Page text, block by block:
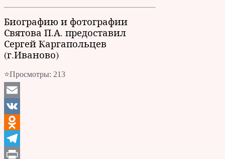
Биографию и фотографии
Святова П.А. предоставил
Сергей Каргапольцев
(г.Иваново)
⭐Просмотры: 213
Email
VK
Odnoklassniki
Telegram